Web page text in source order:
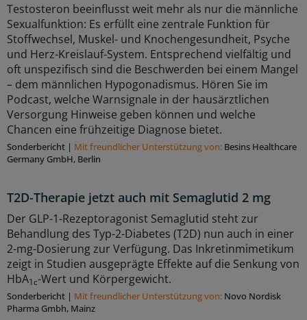
Testosteron beeinflusst weit mehr als nur die männliche
Sexualfunktion: Es erfüllt eine zentrale Funktion für
Stoffwechsel, Muskel- und Knochengesundheit, Psyche
und Herz-Kreislauf-System. Entsprechend vielfältig und
oft unspezifisch sind die Beschwerden bei einem Mangel
– dem männlichen Hypogonadismus. Hören Sie im
Podcast, welche Warnsignale in der hausärztlichen
Versorgung Hinweise geben können und welche
Chancen eine frühzeitige Diagnose bietet.
Sonderbericht | Mit freundlicher Unterstützung von: Besins Healthcare
Germany GmbH, Berlin
T2D-Therapie jetzt auch mit Semaglutid 2 mg
Der GLP-1-Rezeptoragonist Semaglutid steht zur
Behandlung des Typ-2-Diabetes (T2D) nun auch in einer
2-mg-Dosierung zur Verfügung. Das Inkretinmimetikum
zeigt in Studien ausgeprägte Effekte auf die Senkung von
HbA1c-Wert und Körpergewicht.
Sonderbericht | Mit freundlicher Unterstützung von: Novo Nordisk
Pharma Gmbh, Mainz